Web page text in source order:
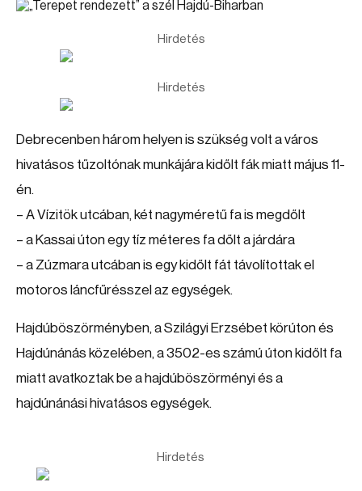
Hirdetés
Hirdetés
Debrecenben három helyen is szükség volt a város
hivatásos tűzoltónak munkájára kidőlt fák miatt május 11-
én.
– A Vízitök utcában, két nagyméretű fa is megdőlt
– a Kassai úton egy tíz méteres fa dőlt a járdára
– a Zúzmara utcában is egy kidőlt fát távolítottak el
motoros láncfűrésszel az egységek.
Hajdúböszörményben, a Szilágyi Erzsébet körúton és
Hajdúnánás közelében, a 3502-es számú úton kidőlt fa
miatt avatkoztak be a hajdúböszörményi és a
hajdúnánási hivatásos egységek.
Hirdetés